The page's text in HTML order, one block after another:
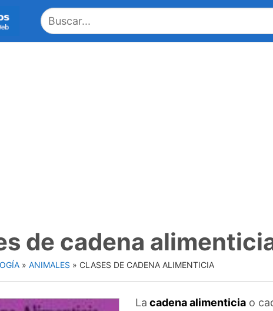
de cadena
» ANIMALES » CLASES DE CADENA ALIMENTICIA
La cadena alimenticia o